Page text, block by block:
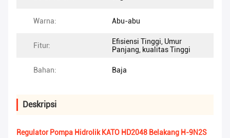
Warna: Abu-abu
Fitur:
Efisiensi Tinggi, Umur
Panjang, kualitas Tinggi
Bahan: Baja
Deskripsi
Regulator Pompa Hidrolik KATO HD2048 Belakang H-9N2S